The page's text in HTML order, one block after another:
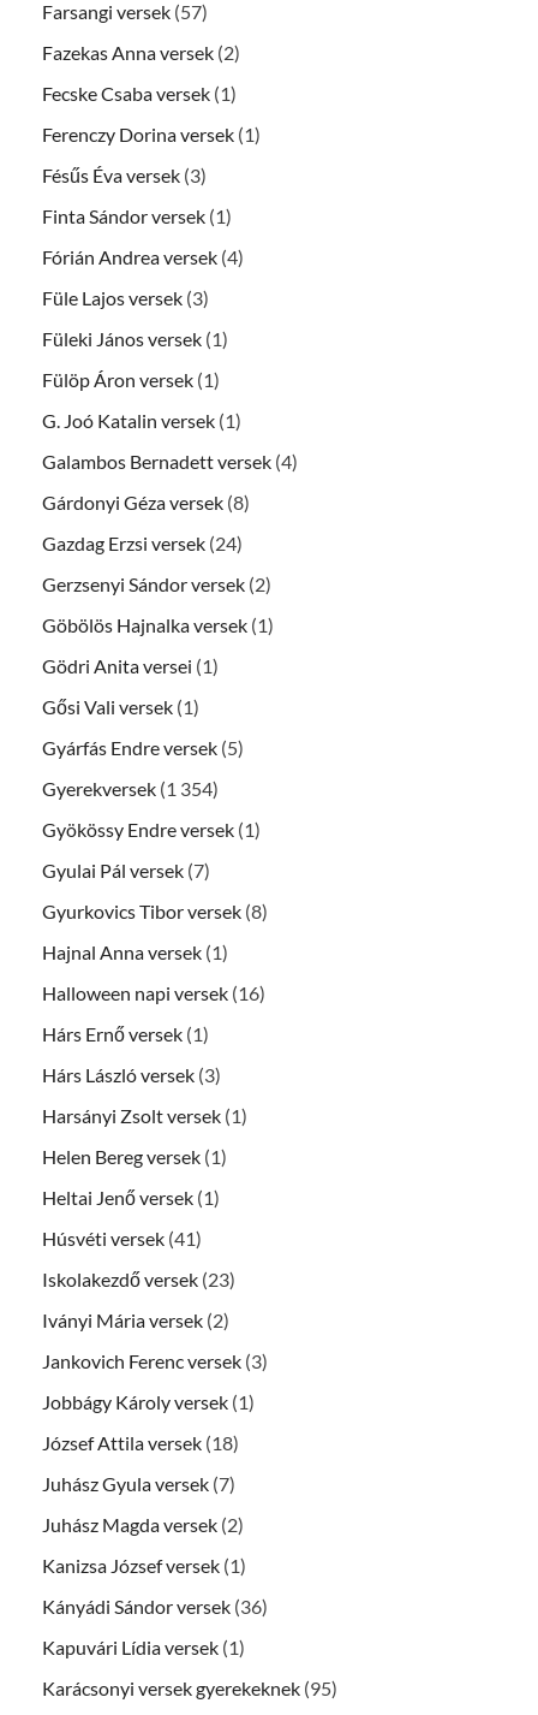
Farsangi versek (57)
Fazekas Anna versek (2)
Fecske Csaba versek (1)
Ferenczy Dorina versek (1)
Fésűs Éva versek (3)
Finta Sándor versek (1)
Fórián Andrea versek (4)
Füle Lajos versek (3)
Füleki János versek (1)
Fülöp Áron versek (1)
G. Joó Katalin versek (1)
Galambos Bernadett versek (4)
Gárdonyi Géza versek (8)
Gazdag Erzsi versek (24)
Gerzsenyi Sándor versek (2)
Göbölös Hajnalka versek (1)
Gödri Anita versei (1)
Gősi Vali versek (1)
Gyárfás Endre versek (5)
Gyerekversek (1 354)
Gyökössy Endre versek (1)
Gyulai Pál versek (7)
Gyurkovics Tibor versek (8)
Hajnal Anna versek (1)
Halloween napi versek (16)
Hárs Ernő versek (1)
Hárs László versek (3)
Harsányi Zsolt versek (1)
Helen Bereg versek (1)
Heltai Jenő versek (1)
Húsvéti versek (41)
Iskolakezdő versek (23)
Iványi Mária versek (2)
Jankovich Ferenc versek (3)
Jobbágy Károly versek (1)
József Attila versek (18)
Juhász Gyula versek (7)
Juhász Magda versek (2)
Kanizsa József versek (1)
Kányádi Sándor versek (36)
Kapuvári Lídia versek (1)
Karácsonyi versek gyerekeknek (95)